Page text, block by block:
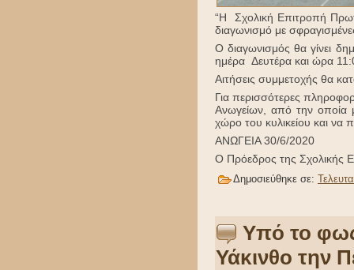
“Η Σχολική Επιτροπή
διαγωνισμό με
Ο διαγωνισμός θα γίνει
ημέρα Δευτέρα και ώρα
Αιτήσεις συμμετοχής θα
Για περισσότερες
Ανωγείων, από την οποία
χώρο του κυλικείου και
ΑΝΩΓΕΙΑ 30/6/2020
Ο Πρόεδρος της Σχολικής
Δημοσιεύθηκε σε:
Υπό το φως
Υάκινθο την